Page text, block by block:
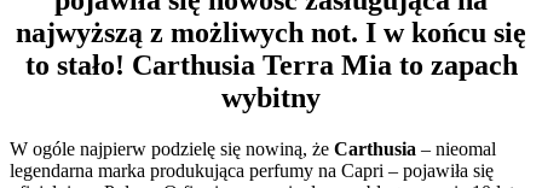
najwyższą z możliwych not. I w końcu się
to stało! Carthusia Terra Mia to zapach
wybitny
W ogóle najpierw podzielę się nowiną, że Carthusia – nieomal
legendarna marka produkująca perfumy na Capri – pojawiła się